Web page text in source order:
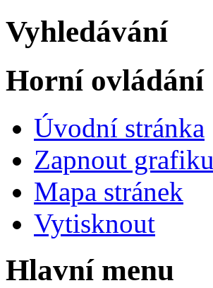
Vyhledávání
Horní ovládání
Úvodní stránka
Zapnout grafiku
Mapa stránek
Vytisknout
Hlavní menu